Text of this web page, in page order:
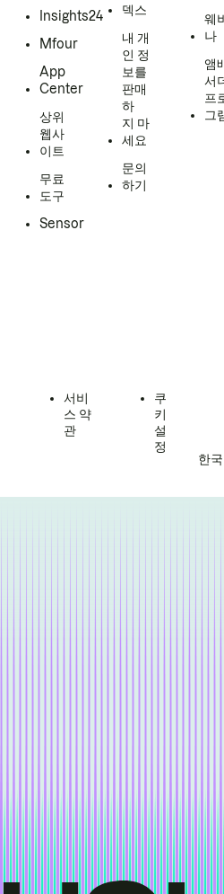
Insights24
Mfour
App
Center
상위
웹사
이트
무료
도구
Sensor
덱스
내 개
인 정
보를
판매
하
지 마
세요
문의
하기
웨
나
앰
서
프
그
서비
스 약
관
쿠
키
설
정
한